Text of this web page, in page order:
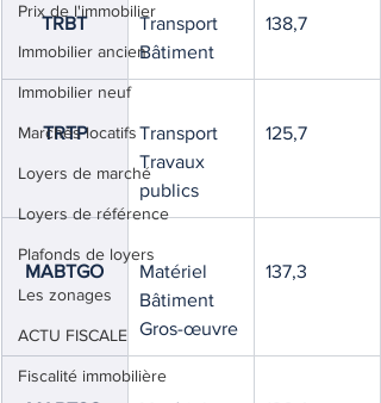
Prix de l'immobilier
Immobilier ancien
Immobilier neuf
Marchés locatifs
Loyers de marché
Loyers de référence
Plafonds de loyers
Les zonages
ACTU FISCALE
Fiscalité immobilière
TRBT
Transport
Bâtiment
138,7
TRTP
Transport
Travaux
publics
125,7
MABTGO
Matériel
Bâtiment
Gros-œuvre
137,3